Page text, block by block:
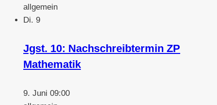
allgemein
Di. 9
Jgst. 10: Nachschreibtermin ZP
Mathematik
9. Juni 09:00